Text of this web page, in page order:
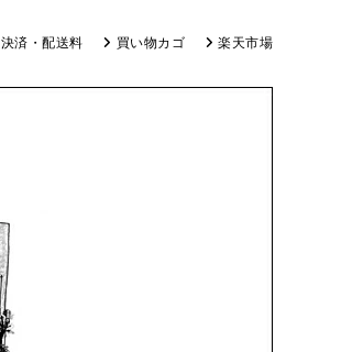
決済・配送料 買い物カゴ 楽天市場